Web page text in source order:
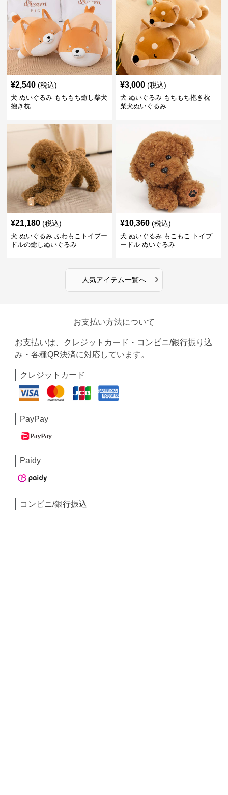
¥2,540 (税込)
犬 ぬいぐるみ もちもち癒し柴犬
抱き枕
¥3,000 (税込)
犬 ぬいぐるみ もちもち抱き枕
柴犬ぬいぐるみ
¥21,180 (税込)
犬 ぬいぐるみ ふわもこトイプー
ドルの癒しぬいぐるみ
¥10,360 (税込)
犬 ぬいぐるみ もこもこ トイプ
ードル ぬいぐるみ
人気アイテム一覧へ ›
お支払い方法について
お支払いは、クレジットカード・コンビニ/銀行振り込
み・各種QR決済に対応しています。
クレジットカード
PayPay
Paidy
コンビニ/銀行振込